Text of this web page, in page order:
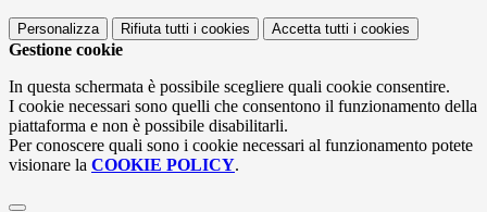
Personalizza Rifiuta tutti i cookies Accetta tutti i cookies
Gestione cookie
In questa schermata è possibile scegliere quali cookie consentire.
I cookie necessari sono quelli che consentono il funzionamento della
piattaforma e non è possibile disabilitarli.
Per conoscere quali sono i cookie necessari al funzionamento potete
visionare la COOKIE POLICY.